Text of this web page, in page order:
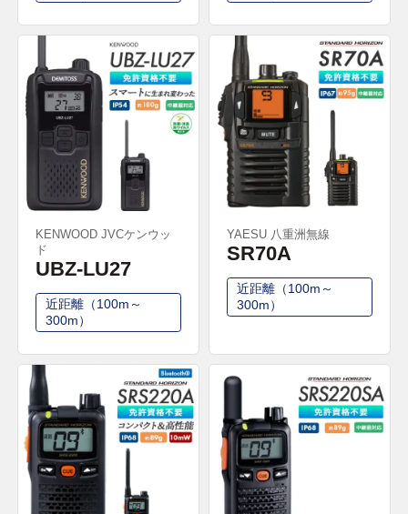
KENWOOD JVCケンウッ
ド
UBZ-LU27
近距離（100m～
300m）
YAESU 八重洲無線
SR70A
近距離（100m～
300m）